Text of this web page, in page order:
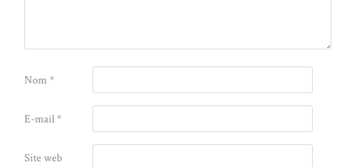
Nom*
E-mail*
Site web